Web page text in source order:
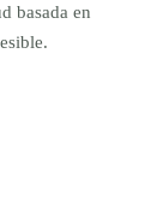
basada en